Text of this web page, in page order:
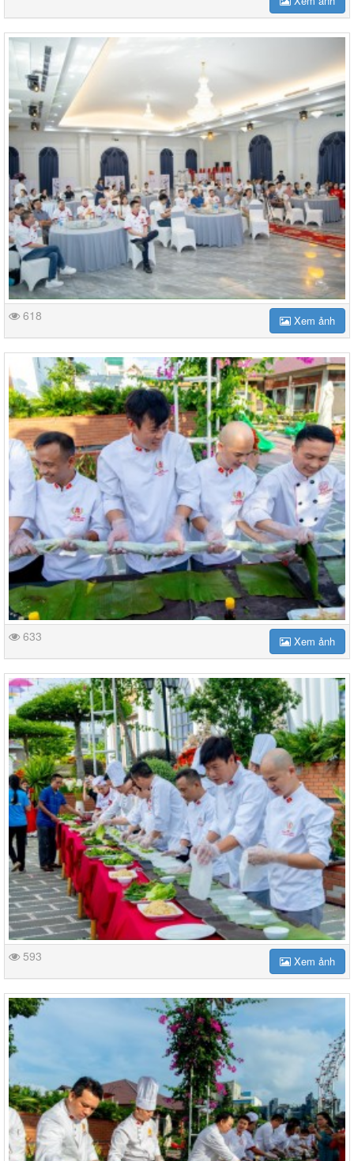
618 Xem ảnh
633 Xem ảnh
593 Xem ảnh